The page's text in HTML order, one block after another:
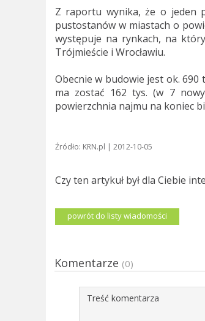
Z raportu wynika, że o jeden
pustostanów w miastach o
występuje na rynkach, na
Trójmieście i Wrocławiu.
Obecnie w budowie jest ok.
ma zostać 162 tys. (w 7
powierzchnia najmu na koniec
Źródło: KRN.pl | 2012-10-05
Czy ten artykuł był dla Ciebie
powrót do listy wiadomości
Komentarze (0)